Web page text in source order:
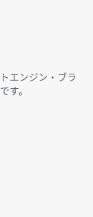
エンジン・ブラ
す。